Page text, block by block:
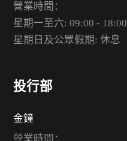
營業時間：
星期一至六: 09:00 - 18:00
星期日及公眾假期: 休息
投行部
金鐘
營業時間：